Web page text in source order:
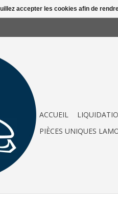
ACCUEIL
PIÈCES UNIQUES
accepter les cookies afin de